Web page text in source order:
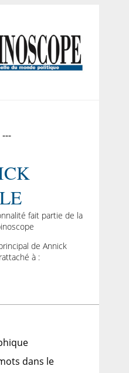
fait partie de la
de Annick
à :
dans le